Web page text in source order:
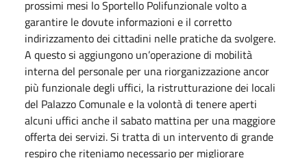
prossimi mesi lo Sportello Polifunzionale volto a
garantire le dovute informazioni e il corretto
indirizzamento dei cittadini nelle pratiche da svolgere.
A questo si aggiungono un’operazione di mobilità
interna del personale per una riorganizzazione ancor
più funzionale degli uffici, la ristrutturazione dei locali
del Palazzo Comunale e la volontà di tenere aperti
alcuni uffici anche il sabato mattina per una maggiore
offerta dei servizi. Si tratta di un intervento di grande
respiro che riteniamo necessario per migliorare